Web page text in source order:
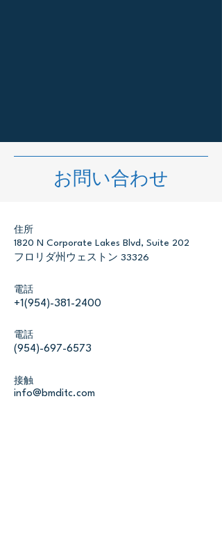
お問い合わせ
住所
1820 N Corporate Lakes Blvd, Suite 202
フロリダ州ウェストン 33326
電話
+1(954)-381-2400
電話
(954)-697-6573
接触
info@bmditc.com